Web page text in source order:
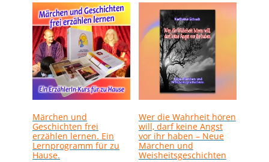
Märchen und
Geschichten frei
erzählen lernen. Ein
Lernprogramm für zu
Hause.
Wer die Wahrheit hören
will, darf keine Angst
vor ihr haben – Neue
Märchen und
Weisheitsgeschichten